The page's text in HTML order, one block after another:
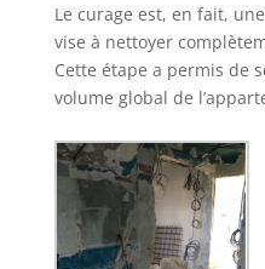
Le curage est, en fait,
vise à nettoyer
Cette étape a permis de
volume global de